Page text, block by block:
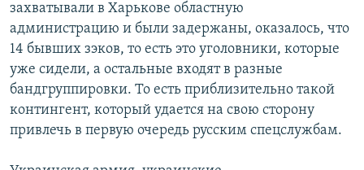
захватывали в Харькове областную
администрацию и были задержаны, оказалось, что
14 бывших зэков, то есть это уголовники, которые
уже сидели, а остальные входят в разные
бандгруппировки. То есть приблизительно такой
контингент, который удается на свою сторону
привлечь в первую очередь русским спецслужбам.